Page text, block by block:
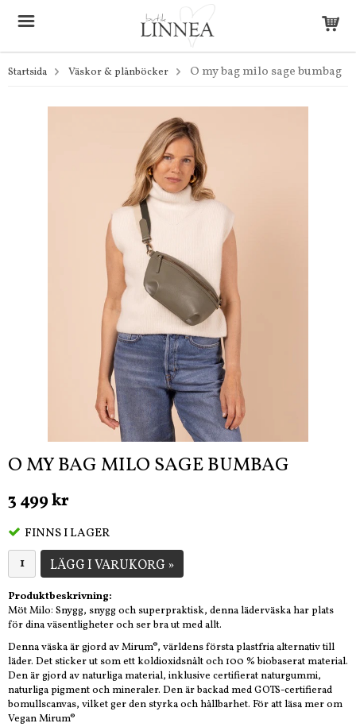
Startsida Väskor & plånböcker O my bag milo sage bumbag
O MY BAG MILO SAGE BUMBAG
3 499 kr
FINNS I LAGER
LÄGG I VARUKORG »
Produktbeskrivning:
Möt Milo: Snygg, snygg och superpraktisk, denna läderväska har plats
för dina väsentligheter och ser bra ut med allt.
Denna väska är gjord av Mirum®, världens första plastfria alternativ till
läder. Det sticker ut som ett koldioxidsnålt och 100 % biobaserat material.
Den är gjord av naturliga material, inklusive certifierat naturgummi,
naturliga pigment och mineraler. Den är backad med GOTS-certifierad
bomullscanvas, vilket ger den styrka och hållbarhet. För att läsa mer om
Vegan Mirum®